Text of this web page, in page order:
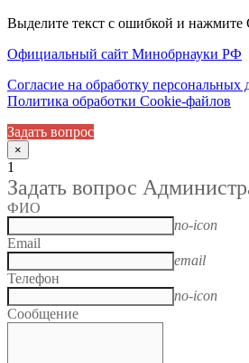
Выделите текст с ошибкой и нажмите
Официальный сайт Минобрнауки РФ
Согласие на обработку персональных
Политика обработки Cookie-файлов
Задать вопрос
×
1
Задать вопрос
ФИО
no-icon
Email
email
Телефон
no-icon
Сообщение